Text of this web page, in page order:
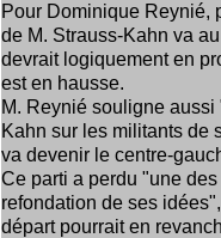
Pour Dominique Reynié,
de M. Strauss-Kahn va
devrait logiquement en
est en hausse.
M. Reynié souligne
Kahn sur les militants de
va devenir le centre-
Ce parti a perdu "une
refondation de ses
départ pourrait en